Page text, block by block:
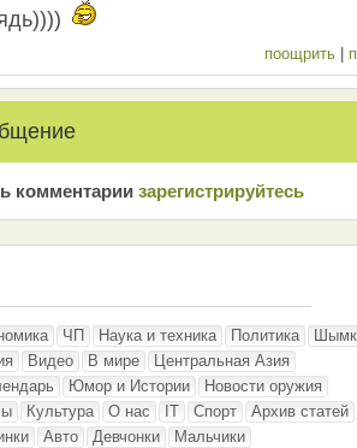
поощрить
комментарии зарeгиcтрирyйтeсь
ЧП Наука и техника Политика
Видео В мире
Центральная Азия
Юмор и Истории
Новости оружия
Культура О нас IT Спорт
Архив статей
Авто Девчонки
Мальчики